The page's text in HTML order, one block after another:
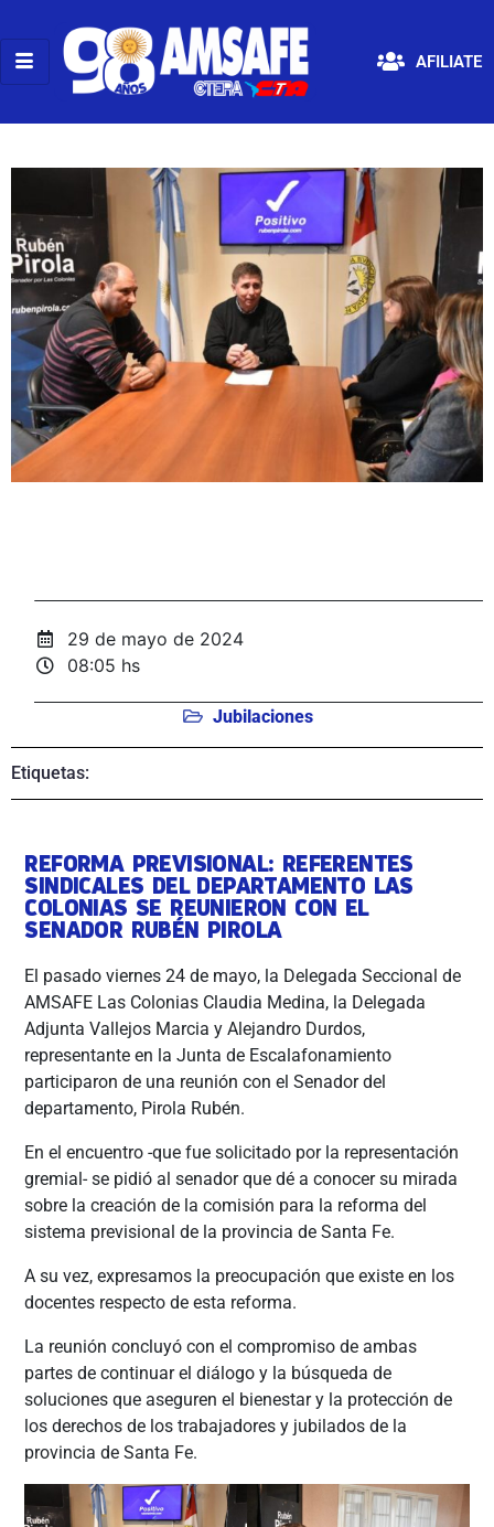
AFILIATE
29 de mayo de 2024
08:05 hs
Jubilaciones
Etiquetas:
REFORMA PREVISIONAL: REFERENTES
SINDICALES DEL DEPARTAMENTO LAS
COLONIAS SE REUNIERON CON EL
SENADOR RUBÉN PIROLA
El pasado viernes 24 de mayo, la Delegada Seccional de
AMSAFE Las Colonias Claudia Medina, la Delegada
Adjunta Vallejos Marcia y Alejandro Durdos,
representante en la Junta de Escalafonamiento
participaron de una reunión con el Senador del
departamento, Pirola Rubén.
En el encuentro -que fue solicitado por la representación
gremial- se pidió al senador que dé a conocer su mirada
sobre la creación de la comisión para la reforma del
sistema previsional de la provincia de Santa Fe.
A su vez, expresamos la preocupación que existe en los
docentes respecto de esta reforma.
La reunión concluyó con el compromiso de ambas
partes de continuar el diálogo y la búsqueda de
soluciones que aseguren el bienestar y la protección de
los derechos de los trabajadores y jubilados de la
provincia de Santa Fe.